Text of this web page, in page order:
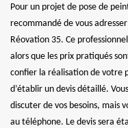
Pour un projet de pose de
recommandé de vous
Réovation 35. Ce
alors que les prix pratiqués
confier la réalisation de votre
d’établir un devis détaillé.
discuter de vos besoins, mais
au téléphone. Le devis sera